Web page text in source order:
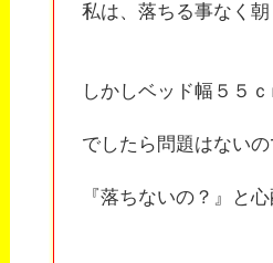
私は、落ちる事なく
しかしベッド幅５５
でしたら問題はない
『落ちないの？』と